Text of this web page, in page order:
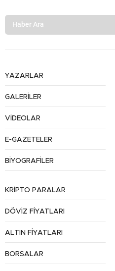
YAZARLAR
GALERİLER
VİDEOLAR
E-GAZETELER
BİYOGRAFİLER
KRİPTO PARALAR
DÖVİZ FİYATLARI
ALTIN FİYATLARI
BORSALAR